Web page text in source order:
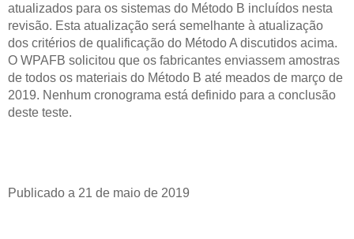
atualizados para os sistemas do Método B incluídos nesta
revisão. Esta atualização será semelhante à atualização
dos critérios de qualificação do Método A discutidos acima.
O WPAFB solicitou que os fabricantes enviassem amostras
de todos os materiais do Método B até meados de março de
2019. Nenhum cronograma está definido para a conclusão
deste teste.
Publicado a 21 de maio de 2019